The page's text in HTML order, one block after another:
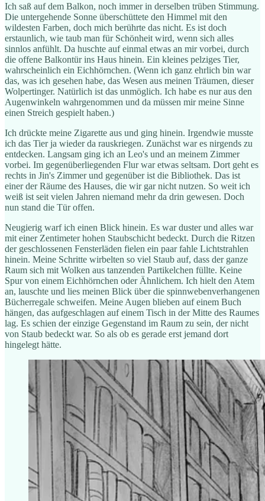
Ich saß auf dem Balkon, noch immer in derselben trüben Stimmung.
Die untergehende Sonne überschüttete den Himmel mit den
wildesten Farben, doch mich berührte das nicht. Es ist doch
erstaunlich, wie taub man für Schönheit wird, wenn sich alles
sinnlos anfühlt. Da huschte auf einmal etwas an mir vorbei, durch
die offene Balkontür ins Haus hinein. Ein kleines pelziges Tier,
wahrscheinlich ein Eichhörnchen. (Wenn ich ganz ehrlich bin war
das, was ich gesehen habe, das Wesen aus meinen Träumen, dieser
Wolpertinger. Natürlich ist das unmöglich. Ich habe es nur aus den
Augenwinkeln wahrgenommen und da müssen mir meine Sinne
einen Streich gespielt haben.)
Ich drückte meine Zigarette aus und ging hinein. Irgendwie musste
ich das Tier ja wieder da rauskriegen. Zunächst war es nirgends zu
entdecken. Langsam ging ich an Leo's und an meinem Zimmer
vorbei. Im gegenüberliegenden Flur war etwas seltsam. Dort geht es
rechts in Jin's Zimmer und gegenüber ist die Bibliothek. Das ist
einer der Räume des Hauses, die wir gar nicht nutzen. So weit ich
weiß ist seit vielen Jahren niemand mehr da drin gewesen. Doch
nun stand die Tür offen.
Neugierig warf ich einen Blick hinein. Es war duster und alles war
mit einer Zentimeter hohen Staubschicht bedeckt. Durch die Ritzen
der geschlossenen Fensterläden fielen ein paar fahle Lichtstrahlen
hinein. Meine Schritte wirbelten so viel Staub auf, dass der ganze
Raum sich mit Wolken aus tanzenden Partikelchen füllte. Keine
Spur von einem Eichhörnchen oder Ähnlichem. Ich hielt den Atem
an, lauschte und lies meinen Blick über die spinnwebenverhangenen
Bücherregale schweifen. Meine Augen blieben auf einem Buch
hängen, das aufgeschlagen auf einem Tisch in der Mitte des Raumes
lag. Es schien der einzige Gegenstand im Raum zu sein, der nicht
von Staub bedeckt war. So als ob es gerade erst jemand dort
hingelegt hätte.